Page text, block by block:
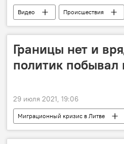
Видео Происшествия
лесные пожары
Границы нет и
политик побывал
29 июля 2021, 19:06
Миграционный кризис в Литве
Белоруссия